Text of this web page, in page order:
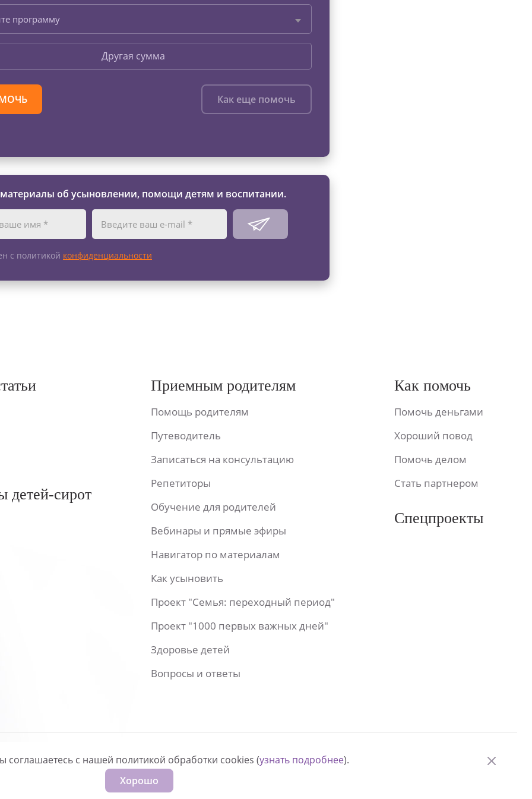
программу
Другая сумма
Как еще помочь
об усыновлении, помощи детям и воспитании.
с политикой конфиденциальности
детей-сирот
Приемным родителям
Помощь родителям
Путеводитель
Записаться на консультацию
Репетиторы
Обучение для родителей
Вебинары и прямые эфиры
Навигатор по материалам
Как усыновить
Проект "Семья: переходный период"
Проект "1000 первых важных дней"
Здоровье детей
Вопросы и ответы
Как помочь
Помочь деньгами
Хороший повод
Помочь делом
Стать партнером
Спецпроекты
соглашаетесь с нашей политикой обработки cookies (узнать подробнее).
Хорошо